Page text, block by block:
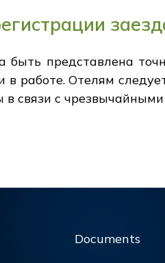
представлена
работе. Отелям
связи с
Documents